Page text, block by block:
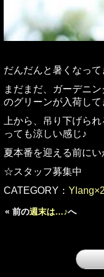
だんだんと暑くなって
まだまだ、ガーデニ
のグリーンが入荷して
上から、吊り下げら
っても涼しい感じ♪
夏本番を迎える前に
☆スタッフ募集中
CATEGORY：
« 前の週末は…♪へ